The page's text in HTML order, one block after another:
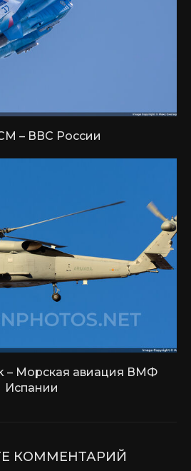
– ВВС России
– Морская авиация ВМФ
Испании
КОММЕНТАРИЙ